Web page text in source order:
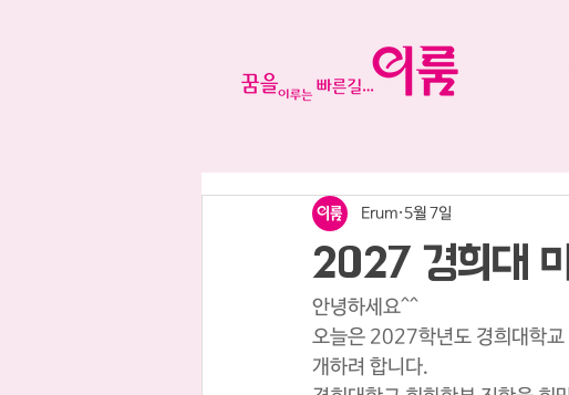
2027 경희대
Erum 5월 7일
안녕하세요^^
오늘은 2027학년도 경희대학
개하려 합니다.